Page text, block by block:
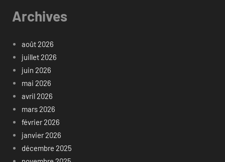
Archives
août 2026
juillet 2026
juin 2026
mai 2026
avril 2026
mars 2026
février 2026
janvier 2026
décembre 2025